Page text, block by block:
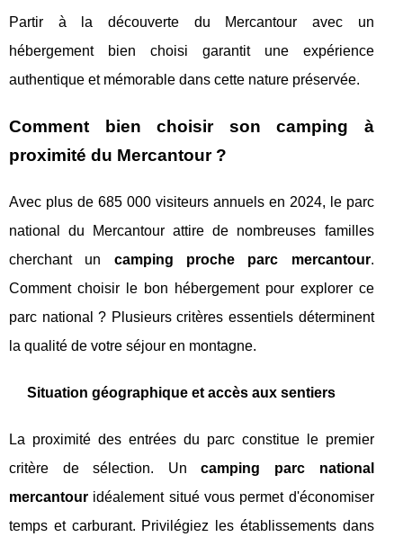
Partir à la découverte du Mercantour avec un
hébergement bien choisi garantit une expérience
authentique et mémorable dans cette nature préservée.
Comment bien choisir son camping à
proximité du Mercantour ?
Avec plus de 685 000 visiteurs annuels en 2024, le parc
national du Mercantour attire de nombreuses familles
cherchant un camping proche parc mercantour.
Comment choisir le bon hébergement pour explorer ce
parc national ? Plusieurs critères essentiels déterminent
la qualité de votre séjour en montagne.
Situation géographique et accès aux sentiers
La proximité des entrées du parc constitue le premier
critère de sélection. Uncamping parc national
mercantour idéalement situé vous permet d'économiser
temps et carburant. Privilégiez les établissements dans